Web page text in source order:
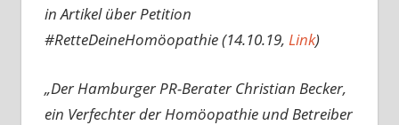
in Artikel über Petition
#RetteDeineHomöopathie (14.10.19, Link)
„Der Hamburger PR-Berater Christian Becker,
ein Verfechter der Homöopathie und Betreiber